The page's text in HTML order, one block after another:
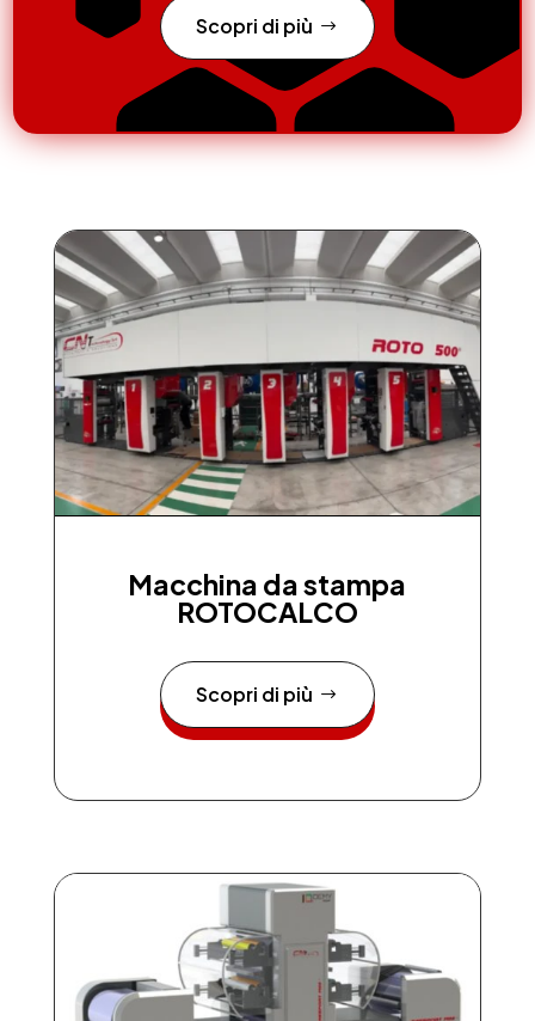
Scopri di più
Macchina da stampa
ROTOCALCO
Scopri di più